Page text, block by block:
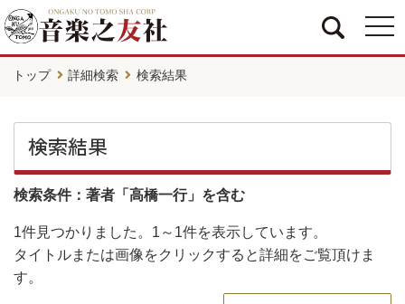
トップ 詳細検索 検索結果
検索結果
検索条件：著者「高橋一行」を含む
1件見つかりました。 1～1件を表示しています。
タイトルまたは画像をクリックすると詳細をご覧頂けま
す。